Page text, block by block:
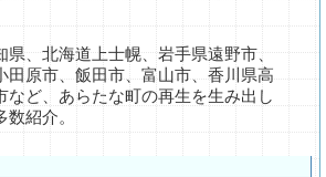
県、北海道上士幌、岩手県遠野市、
田原市、飯田市、富山市、香川県高
など、あらたな町の再生を生み出し
紹介。